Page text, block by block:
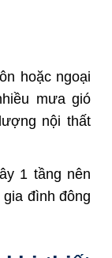
hoặc ngoại
mưa gió
nội thất
1 tầng nên
đình đông